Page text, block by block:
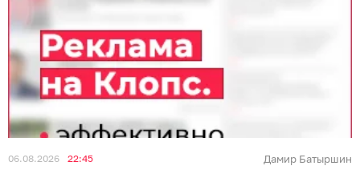
06.08.2026 22:45 Дамир Батыршин